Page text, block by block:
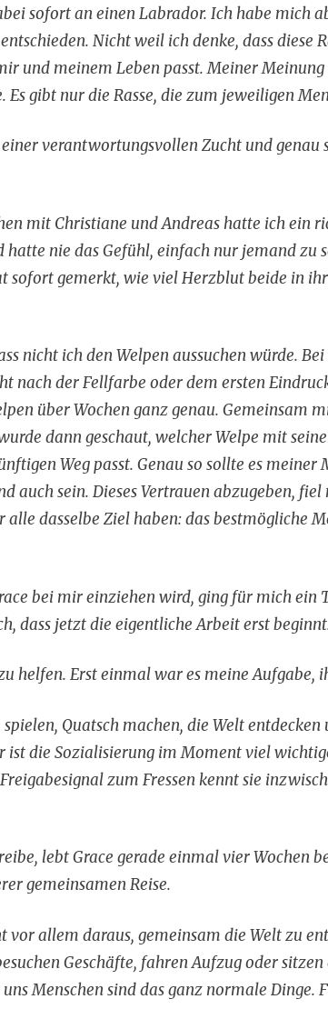
sofort an einen Labrador. Ich habe mich
Nicht weil ich denke, dass diese
und meinem Leben passt. Meiner
Es gibt nur die Rasse, die zum jeweiligen
verantwortungsvollen Zucht und genau
mit Christiane und Andreas hatte ich ein
hatte nie das Gefühl, einfach nur jemand zu
sofort gemerkt, wie viel Herzblut beide in
nicht ich den Welpen aussuchen würde.
nach der Fellfarbe oder dem ersten
über Wochen ganz genau. Gemeinsam
dann geschaut, welcher Welpe mit
Weg passt. Genau so sollte es meiner
auch sein. Dieses Vertrauen abzugeben,
alle dasselbe Ziel haben: das bestmögliche
bei mir einziehen wird, ging für mich ein
dass jetzt die eigentliche Arbeit erst
helfen. Erst einmal war es meine Aufgabe,
Quatsch machen, die Welt
ist die Sozialisierung im Moment viel
zum Fressen kennt sie
lebt Grace gerade einmal vier Wochen
gemeinsamen Reise.
vor allem daraus, gemeinsam die Welt zu
Geschäfte, fahren Aufzug oder
Menschen sind das ganz normale Dinge.